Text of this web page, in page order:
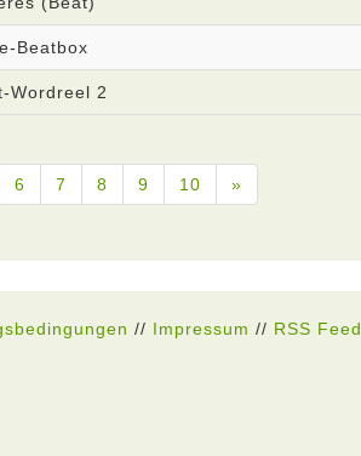
Beatbox
Wordreel 2
6 7 8 9 10 »
// Impressum // RSS Feed